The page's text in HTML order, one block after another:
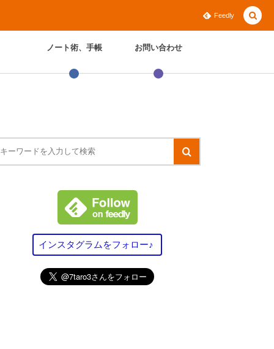
Feedly
ノート術、手帳 お問い合わせ
インスタグラムをフォロー♪